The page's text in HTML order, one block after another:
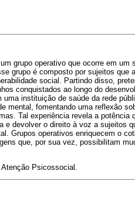
grupo operativo que ocorre em um
grupo é composto por sujeitos que
social. Partindo disso,
conquistados ao longo do
instituição de saúde da rede
mental, fomentando uma reflexão
Tal experiência revela a potência
devolver o direito à voz a sujeitos
Grupos operativos enriquecem o
que, por sua vez, possibilitam
Psicossocial.